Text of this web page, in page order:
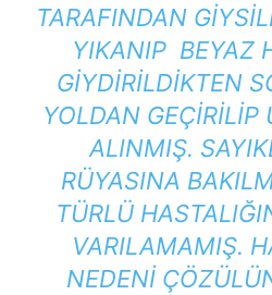
TARAFINDAN
YIKANIP BEYAZ
GIYDIRILDIKTEN
YOLDAN GEÇIRILIP
ALINMIŞ.
RÜYASINA
TÜRLÜ
VARILAMAMIŞ.
NEDENI